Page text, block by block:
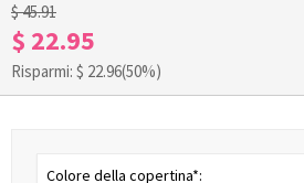
$ 45.91
$ 22.95
Risparmi: $ 22.96(50%)
Colore della copertina*: